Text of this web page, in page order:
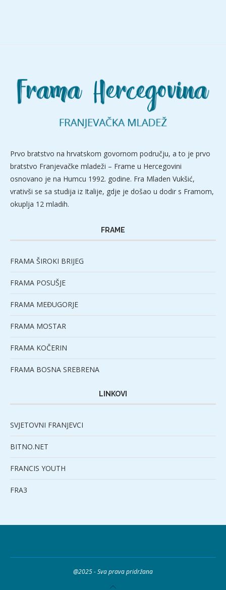
Prvo bratstvo na hrvatskom govornom području, a to je prvo
bratstvo Franjevačke mladeži – Frame u Hercegovini
osnovano je na Humcu 1992. godine. Fra Mladen Vukšić,
vrativši se sa studija iz Italije, gdje je došao u dodir s Framom,
okuplja 12 mladih.
FRAME
FRAMA ŠIROKI BRIJEG
FRAMA POSUŠJE
FRAMA MEĐUGORJE
FRAMA MOSTAR
FRAMA KOČERIN
FRAMA BOSNA SREBRENA
LINKOVI
SVJETOVNI FRANJEVCI
BITNO.NET
FRANCIS YOUTH
FRA3
@2025 - Sva prava pridržana